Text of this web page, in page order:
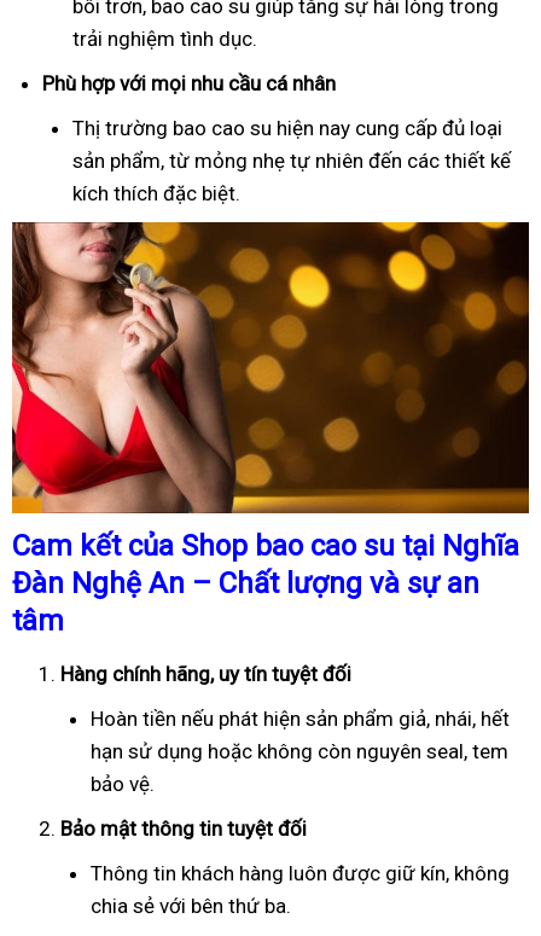
bôi trơn, bao cao su giúp tăng sự hài lòng trong
trải nghiệm tình dục.
Phù hợp với mọi nhu cầu cá nhân
Thị trường bao cao su hiện nay cung cấp đủ loại
sản phẩm, từ mỏng nhẹ tự nhiên đến các thiết kế
kích thích đặc biệt.
Cam kết của Shop bao cao su tại Nghĩa
Đàn Nghệ An – Chất lượng và sự an
tâm
Hàng chính hãng, uy tín tuyệt đối
Hoàn tiền nếu phát hiện sản phẩm giả, nhái, hết
hạn sử dụng hoặc không còn nguyên seal, tem
bảo vệ.
Bảo mật thông tin tuyệt đối
Thông tin khách hàng luôn được giữ kín, không
chia sẻ với bên thứ ba.